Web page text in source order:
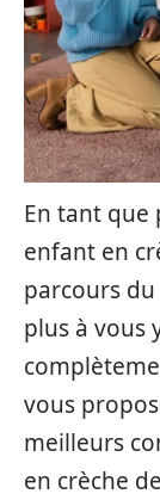
En tant que
enfant en
parcours du
plus à vous
vous
meilleurs
en crèche